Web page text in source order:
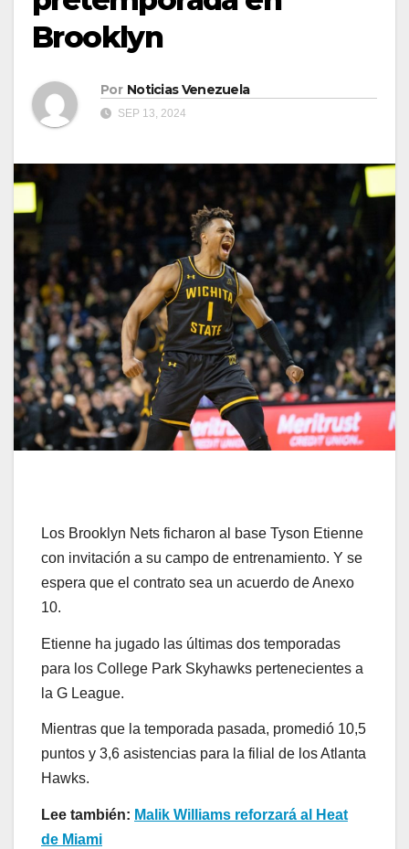
Brooklyn
Por Noticias Venezuela
SEP 13, 2024
Los Brooklyn Nets ficharon al base Tyson Etienne
con invitación a su campo de entrenamiento. Y se
espera que el contrato sea un acuerdo de Anexo
10.
Etienne ha jugado las últimas dos temporadas
para los College Park Skyhawks pertenecientes a
la G League.
Mientras que la temporada pasada, promedió 10,5
puntos y 3,6 asistencias para la filial de los Atlanta
Hawks.
Lee también: Malik Williams reforzará al Heat
de Miami